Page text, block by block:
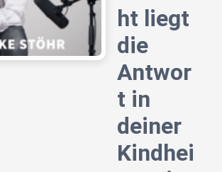
ht liegt
die
Antwor
t in
deiner
Kindhei